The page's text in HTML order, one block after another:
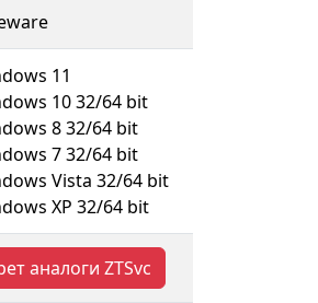
11
10 32/64 bit
8 32/64 bit
7 32/64 bit
Vista 32/64 bit
XP 32/64 bit
аналоги ZTSvc